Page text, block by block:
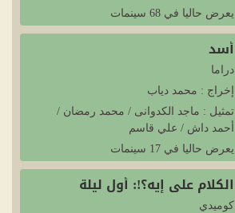
يعرض حاليا في 68 سينمات
أسد
دراما
إخراج : محمد دياب
تمثيل : ماجد الكدوانى / محمد رمضان /
أحمد داش / علي قاسم
يعرض حاليا في 17 سينمات
الكلام على إيه؟!: أول ليلة
كوميدي